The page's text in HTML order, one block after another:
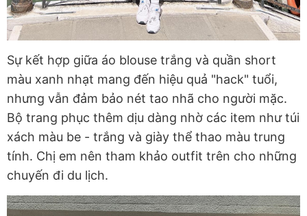
Sự kết hợp giữa áo blouse trắng và quần short
màu xanh nhạt mang đến hiệu quả "hack" tuổi,
nhưng vẫn đảm bảo nét tao nhã cho người mặc.
Bộ trang phục thêm dịu dàng nhờ các item như túi
xách màu be - trắng và giày thể thao màu trung
tính. Chị em nên tham khảo outfit trên cho những
chuyến đi du lịch.